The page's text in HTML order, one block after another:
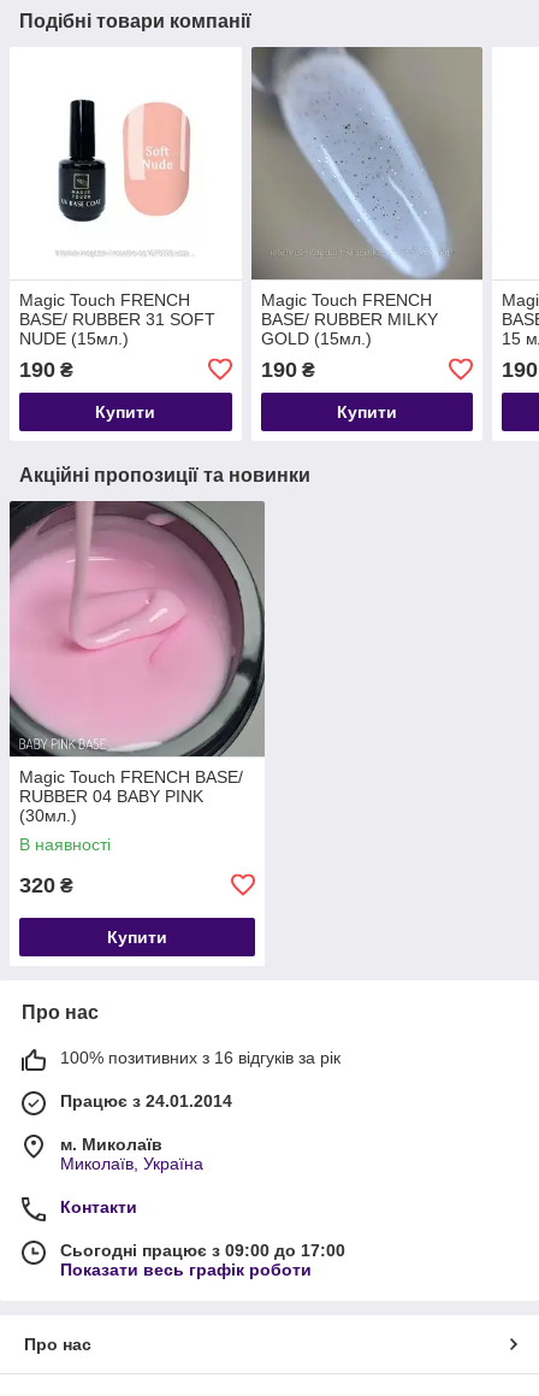
Подібні товари компанії
Magic Touch FRENCH
BASE/ RUBBER 31 SOFT
NUDE (15мл.)
190 ₴
Купити
Magic Touch FRENCH
BASE/ RUBBER MILKY
GOLD (15мл.)
190₴
Купити
15
190
Акційні пропозиції та новинки
Magic Touch FRENCH BASE/
RUBBER 04 BABY PINK
(30мл.)
В наявності
320 ₴
Купити
Про нас
100% позитивних з 16 відгуків за рік
Працює з 24.01.2014
м. Миколаїв
Миколаїв, Україна
Контакти
Сьогодні працює з 09:00 до 17:00
Показати весь графік роботи
Про нас